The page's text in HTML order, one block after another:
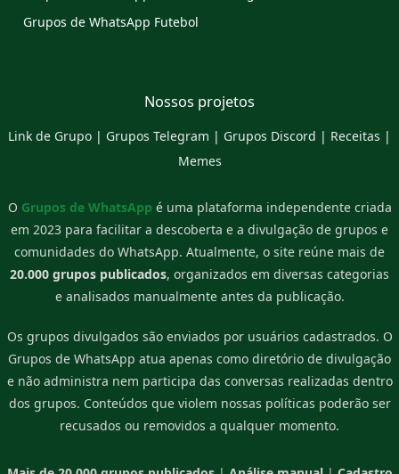
Grupos de WhatsApp Futebol
Nossos projetos
Link de Grupo | Grupos Telegram | Grupos Discord | Receitas |
Memes
O Grupos de WhatsApp é uma plataforma independente criada
em 2023 para facilitar a descoberta e a divulgação de grupos e
comunidades do WhatsApp. Atualmente, o site reúne mais de
20.000 grupos publicados, organizados em diversas categorias
e analisados manualmente antes da publicação.
Os grupos divulgados são enviados por usuários cadastrados. O
Grupos de WhatsApp atua apenas como diretório de divulgação
e não administra nem participa das conversas realizadas dentro
dos grupos. Conteúdos que violem nossas políticas poderão ser
recusados ou removidos a qualquer momento.